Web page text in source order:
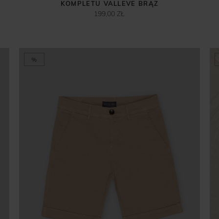
KOMPLETU VALLEVE BRĄZ
199,00 ZŁ
%